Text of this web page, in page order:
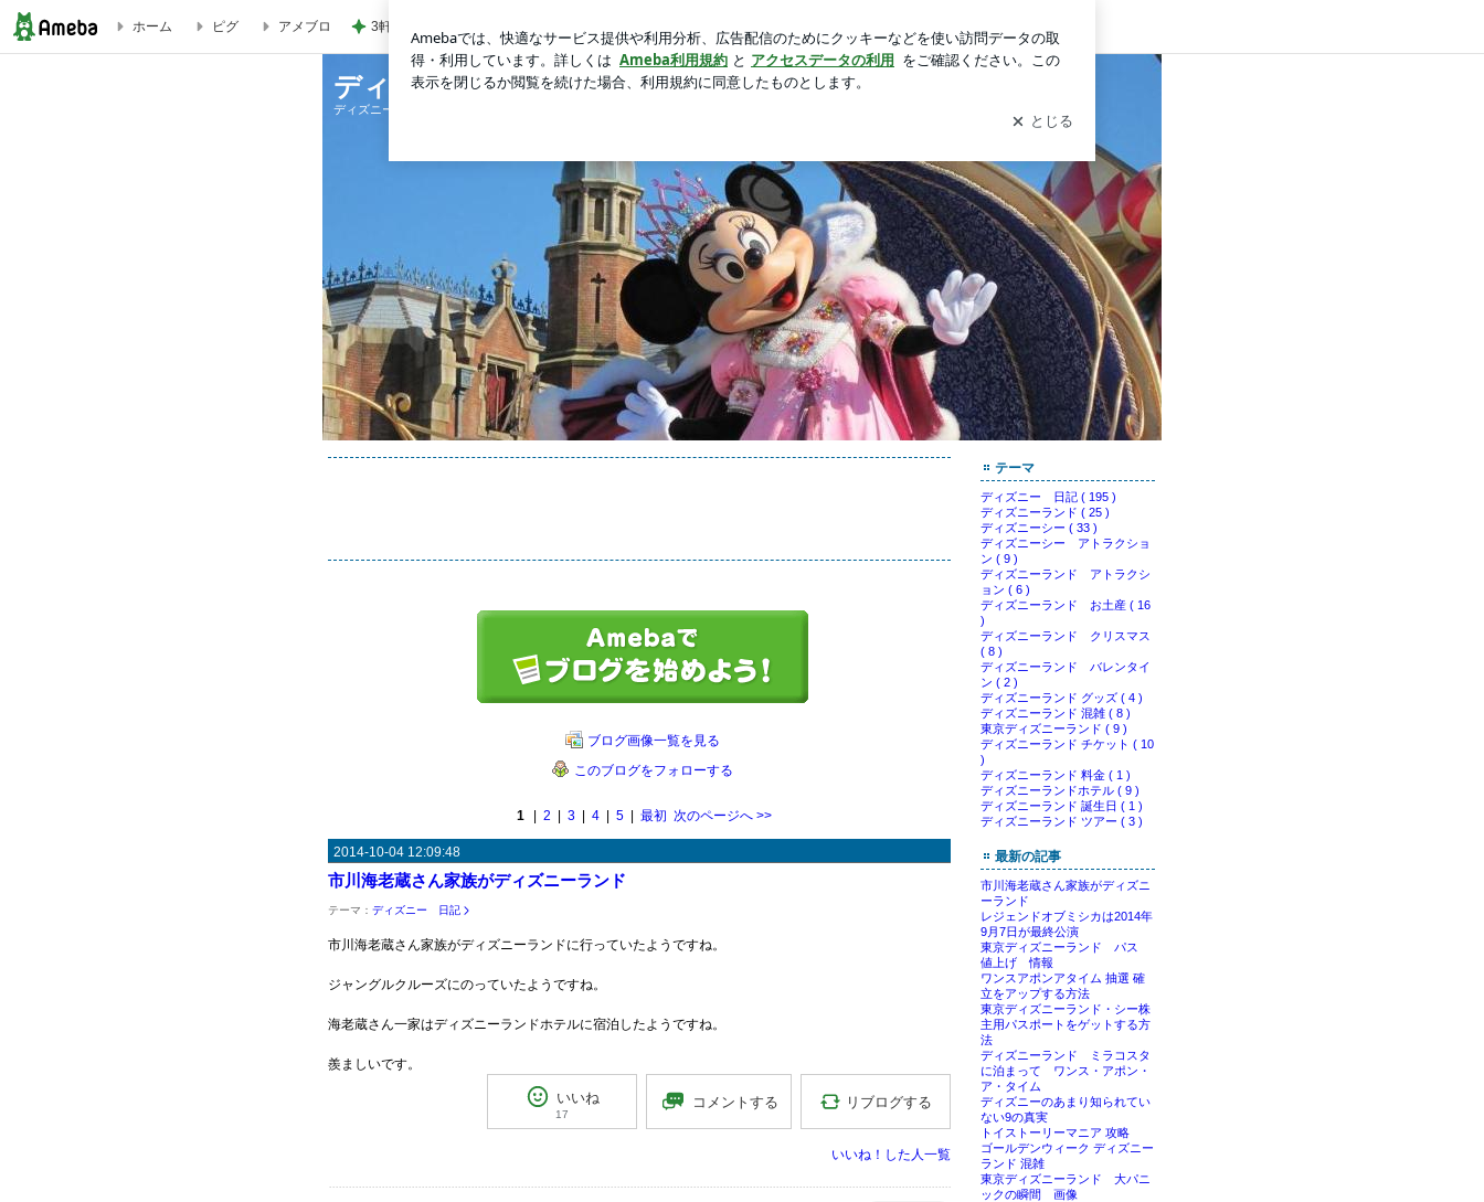
ホーム ピグ アメブロ 3軒はしごした大満足な誕生日
ディズニーランド ＆ ディズニーシー 日記
ディズニーランド ＆ ディズニーシー 体験日記
テーマ
ディズニー 日記 ( 195 )
ディズニーランド ( 25 )
ディズニーシー ( 33 )
ディズニーシー アトラクショ
ン ( 9 )
ディズニーランド アトラクシ
ョン ( 6 )
ディズニーランド お土産 ( 16
)
ディズニーランド クリスマス
( 8 )
ディズニーランド バレンタイ
ン ( 2 )
ディズニーランド グッズ ( 4 )
ディズニーランド 混雑 ( 8 )
東京ディズニーランド ( 9 )
ディズニーランド チケット ( 10
)
ディズニーランド 料金 ( 1 )
ディズニーランドホテル ( 9 )
ディズニーランド 誕生日 ( 1 )
ディズニーランド ツアー ( 3 )
最新の記事
市川海老蔵さん家族がディズニ
ーランド
レジェンドオブミシカは2014年
9月7日が最終公演
東京ディズニーランド パス
値上げ 情報
ワンスアポンアタイム 抽選 確
立をアップする方法
東京ディズニーランド・シー株
主用パスポートをゲットする方
法
ディズニーランド ミラコスタ
に泊まって ワンス・アポン・
ア・タイム
ディズニーのあまり知られてい
ない9の真実
トイストーリーマニア 攻略
ゴールデンウィーク ディズニー
ランド 混雑
東京ディズニーランド 大パニ
ックの瞬間 画像
ブログ画像一覧を見る
このブログをフォローする
1 2 3 4 5 最初 次のページへ>>
2014-10-04 12:09:48
市川海老蔵さん家族がディズニーランド
テーマ： ディズニー 日記
市川海老蔵さん家族がディズニーランドに行っていたようですね。
ジャングルクルーズにのっていたようですね。
海老蔵さん一家はディズニーランドホテルに宿泊したようですね。
羨ましいです。
いいね
17
コメントする リブログする
いいね！した人一覧